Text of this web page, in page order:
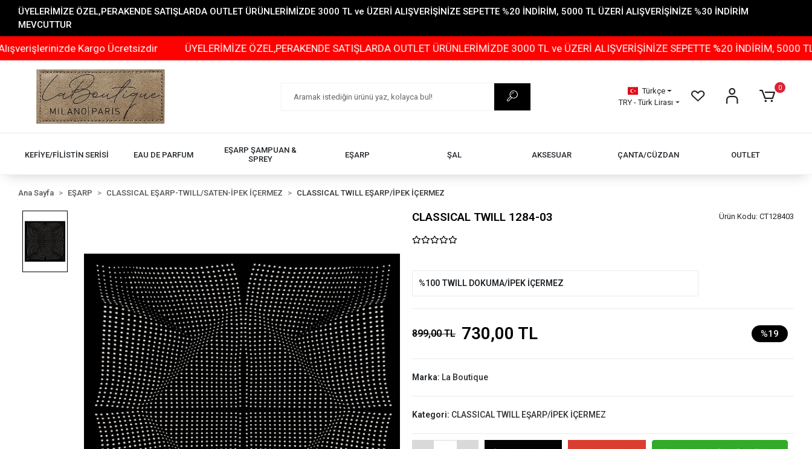
ÜYELERİMİZE ÖZEL,PERAKENDE SATIŞLARDA OUTLET ÜRÜNLERİMİZDE 3000 TL ve ÜZERİ ALIŞVERİŞİNİZE SEPETTE %20 İNDİRİM, 5000 TL ÜZERİ ALIŞVERİŞİNİZE %30 İNDİRİM
MEVCUTTUR
Kargo Ücretsizdir ÜYELERİMİZE ÖZEL,PERAKENDE SATIŞLARDA OUTLET ÜRÜNLERİMİZDE 3000 TL ve ÜZERİ ALIŞVERİŞİNİZE SEPETTE %20 İNDİRİM, 5000 TL
Türkçe
TRY - Türk Lirası
0
KEFİYE/FİLİSTİN SERİSİ EAU DE PARFUM
EŞARP ŞAMPUAN &
SPREY
EŞARP ŞAL AKSESUAR ÇANTA/CÜZDAN OUTLET
Ana Sayfa EŞARP CLASSICAL EŞARP-TWILL/SATEN-İPEK İÇERMEZ CLASSICAL TWILL EŞARP/İPEK İÇERMEZ
CLASSICAL TWILL 1284-03 Ürün Kodu: CT128403
%100 TWILL DOKUMA/İPEK İÇERMEZ
899,00 TL 730,00 TL %19
Marka: La Boutique
Kategori: CLASSICAL TWILL EŞARP/İPEK İÇERMEZ